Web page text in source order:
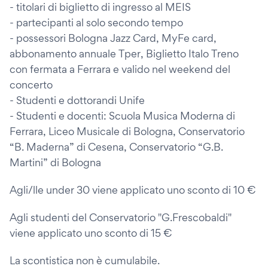
- titolari di biglietto di ingresso al MEIS
- partecipanti al solo secondo tempo
- possessori Bologna Jazz Card, MyFe card,
abbonamento annuale Tper, Biglietto Italo Treno
con fermata a Ferrara e valido nel weekend del
concerto
- Studenti e dottorandi Unife
- Studenti e docenti: Scuola Musica Moderna di
Ferrara, Liceo Musicale di Bologna, Conservatorio
“B. Maderna” di Cesena, Conservatorio “G.B.
Martini” di Bologna
Agli/lle under 30 viene applicato uno sconto di 10 €
Agli studenti del Conservatorio "G.Frescobaldi"
viene applicato uno sconto di 15 €
La scontistica non è cumulabile.